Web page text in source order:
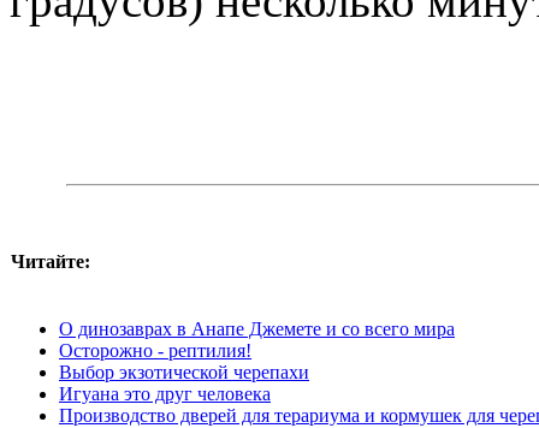
Читайте:
О динозаврах в Анапе Джемете и со всего мира
Осторожно - рептилия!
Выбор экзотической черепахи
Игуана это друг человека
Производство дверей для терариума и кормушек для